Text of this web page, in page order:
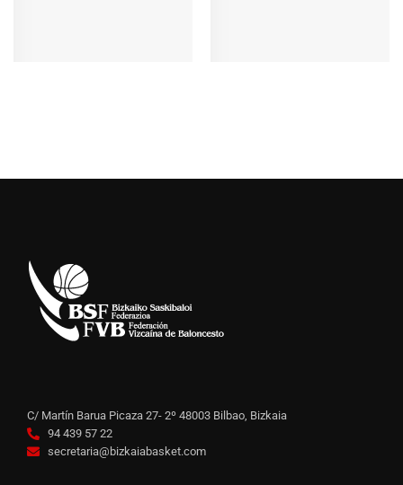
C/ Martín Barua Picaza 27- 2º 48003 Bilbao, Bizkaia
94 439 57 22
secretaria@bizkaiabasket.com